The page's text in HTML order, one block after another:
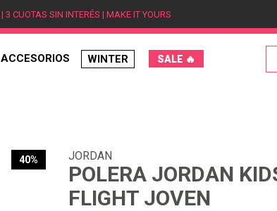
CUOTAS SIN INTERÉS | MAKE IT YOURS
ACCESORIOS WINTER SALE 🔥
40% JORDAN
POLERA JORDAN
FLIGHT JOVEN